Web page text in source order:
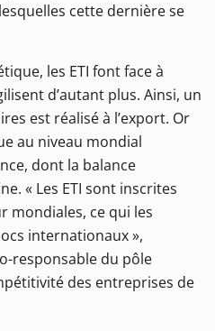
cette dernière se
les ETI font face à
d’autant plus. Ainsi, un
est réalisé à l’export. Or
au niveau mondial
dont la balance
« Les ETI sont inscrites
mondiales, ce qui les
internationaux »,
responsable du pôle
des entreprises de